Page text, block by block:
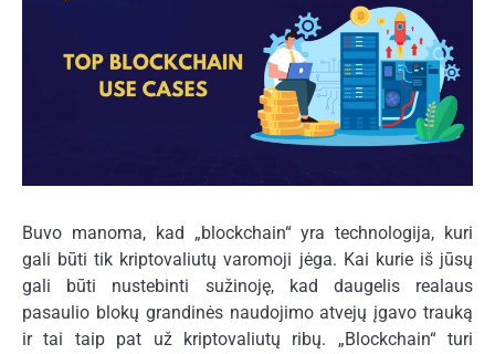
Buvo manoma, kad „blockchain“ yra technologija, kuri
gali būti tik kriptovaliutų varomoji jėga. Kai kurie iš jūsų
gali būti nustebinti sužinoję, kad daugelis realaus
pasaulio blokų grandinės naudojimo atvejų įgavo trauką
ir tai taip pat už kriptovaliutų ribų. „Blockchain“ turi